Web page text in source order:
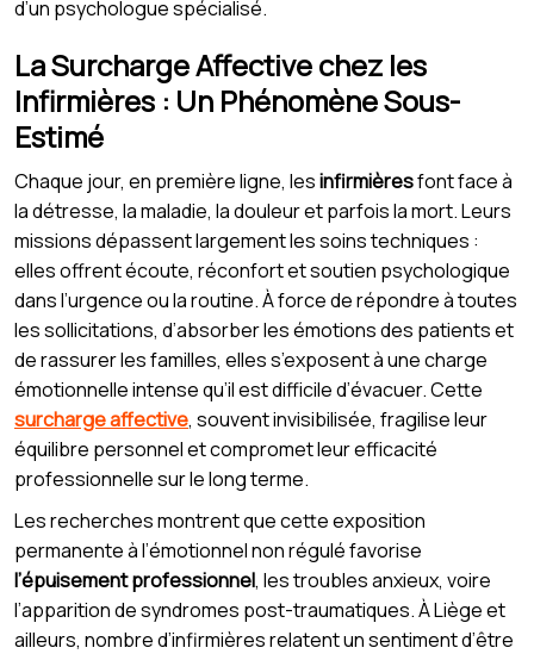
d’un psychologue spécialisé.
La Surcharge Affective chez les
Infirmières : Un Phénomène Sous-
Estimé
Chaque jour, en première ligne, lesinfirmièresfont face à
la détresse, la maladie, la douleur et parfois la mort. Leurs
missions dépassent largement les soins techniques :
elles offrent écoute, réconfort et soutien psychologique
dans l’urgence ou la routine. À force de répondre à toutes
les sollicitations, d’absorber les émotions des patients et
de rassurer les familles, elles s’exposent à une charge
émotionnelle intense qu’il est difficile d’évacuer. Cette
surcharge affective, souvent invisibilisée, fragilise leur
équilibre personnel et compromet leur efficacité
professionnelle sur le long terme.
Les recherches montrent que cette exposition
permanente à l’émotionnel non régulé favorise
l’épuisement professionnel, les troubles anxieux, voire
l’apparition de syndromes post-traumatiques. À Liège et
ailleurs, nombre d’infirmières relatent un sentiment d’être